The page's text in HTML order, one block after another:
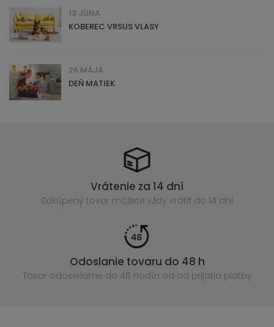
13 JÚNA
KOBEREC VRSUS VLASY
26 MÁJA
DEŇ MATIEK
Vrátenie za 14 dní
Zakúpený tovar môžete vždy vrátiť do 14 dní
Odoslanie tovaru do 48 h
Tovar odosielame do 48 hodín od od prijatia platby